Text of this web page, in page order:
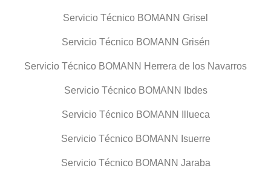
Servicio Técnico BOMANN Grisel
Servicio Técnico BOMANN Grisén
Servicio Técnico BOMANN Herrera de los Navarros
Servicio Técnico BOMANN Ibdes
Servicio Técnico BOMANN Illueca
Servicio Técnico BOMANN Isuerre
Servicio Técnico BOMANN Jaraba